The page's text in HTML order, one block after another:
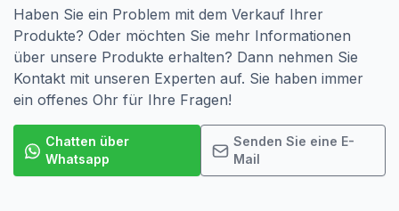
Haben Sie ein Problem mit dem Verkauf Ihrer
Produkte? Oder möchten Sie mehr Informationen
über unsere Produkte erhalten? Dann nehmen Sie
Kontakt mit unseren Experten auf. Sie haben immer
ein offenes Ohr für Ihre Fragen!
Chatten über
Whatsapp
Senden Sie eine E-
Mail